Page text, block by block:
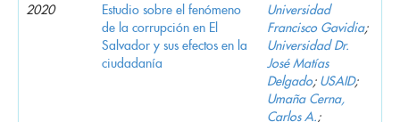
2020
Estudio sobre el fenómeno
de la corrupción en El
Salvador y sus efectos en la
ciudadanía
Universidad
Francisco Gavidia;
Universidad Dr.
José Matías
Delgado; USAID;
Umaña Cerna,
Carlos A.;